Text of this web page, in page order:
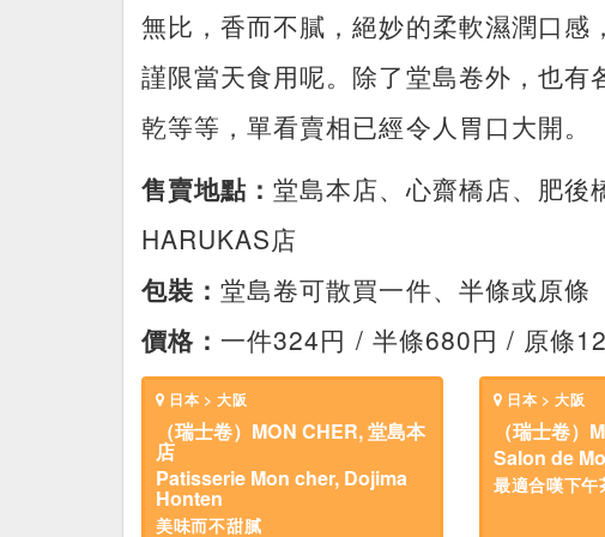
無比，香而不膩，絕妙的柔軟濕潤口
謹限當天食用呢。除了堂島卷外，也
乾等等，單看賣相已經令人胃口大開。
售賣地點：堂島本店、心齋橋店、肥後
HARUKAS店
包裝：堂島卷可散買一件、半條或原條
價格： 一件324円 / 半條680円 / 原條
日本 > 大阪
（瑞士卷）MON CHER, 堂島本
店
Patisserie Mon cher, Dojima
Honten
美味而不甜膩
日本 > 大阪
（瑞士卷）
Salon de
最適合嘆下午